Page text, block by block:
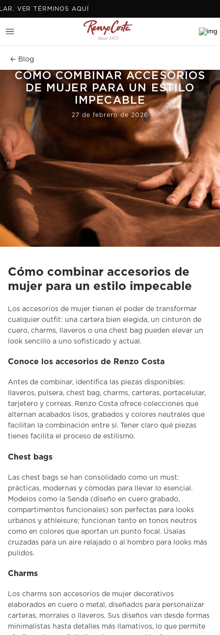
TÉRMINOS AQUÍ
← Blog
CÓMO COMBINAR ACCESORIOS
DE MUJER PARA UN ESTILO
IMPECABLE
27 de febrero de 2026
Cómo combinar accesorios de
mujer para un estilo impecable
Los accesorios de mujer tienen el poder de transformar
cualquier outfit: una cartera bien elegida, un cinturón de
cuero, charms, llaveros o una chest bag pueden elevar un
look sencillo a uno sofisticado y actual.
Conoce los accesorios de Renzo Costa
Antes de combinar, identifica las piezas disponibles:
llaveros, pulsera, chest bag, charms, carteras, portacelular,
tarjetero y correas. Renzo Costa ofrece colecciones que
alternan acabados lisos, grabados y colores neutrales que
facilitan la combinación entre sí. Tener claro qué piezas
tienes facilita el proceso de estilismo.
Chest bags
Las chest bags se han consolidado como un must:
prácticas, modernas y cómodas para llevar lo esencial.
Modelos como la Senda (diseño en cuero grabado,
compartimentos funcionales) son perfectas para looks
urbanos y athleisure; funcionan tanto en tonos neutros
como en colores que aportan un punto focal. Úsalas
cruzadas para un aire relajado o al hombro para looks más
pulidos.
Charms
Los charms son accesorios de mujer decorativos
elaborados en cuero o metal, diseñados para personalizar
carteras, morrales o llaveros. Sus diseños van desde formas
minimalistas hasta detalles más llamativos, lo que permite